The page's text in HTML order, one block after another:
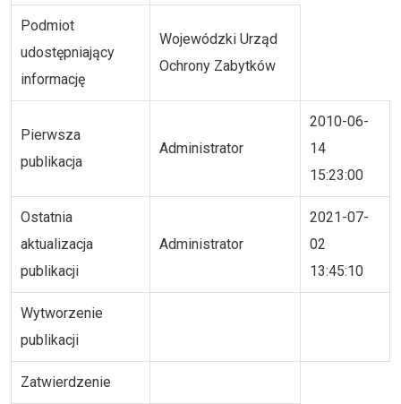
Podmiot
udostępniający
informację
Wojewódzki Urząd
Ochrony Zabytków
Pierwsza
publikacja
Administrator
2010-06-
14
15:23:00
Ostatnia
aktualizacja
publikacji
Administrator
2021-07-
02
13:45:10
Wytworzenie
publikacji
Zatwierdzenie